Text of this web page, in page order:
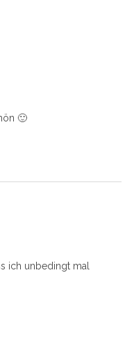
🙂
ich unbedingt mal